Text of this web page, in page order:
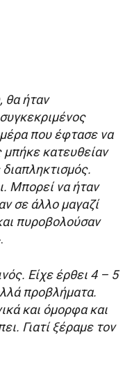
θα ήταν
που έφτασε να
κατευθείαν
Μπορεί να ήταν
σε άλλο μαγαζί
πυροβολούσαν
Είχε έρθει 4 – 5
προβλήματα.
και όμορφα και
Γιατί ξέραμε τον